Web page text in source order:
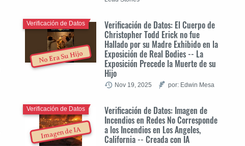
No Era Su Hijo
Verificación de Datos: El Cuerpo de
Christopher Todd Erick no fue
Hallado por su Madre Exhibido en la
Exposición de Real Bodies -- La
Exposición Precede la Muerte de su
Hijo
Verificación de Datos
Nov 19, 2025 por: Edwin Mesa
Imagen de IA
Verificación de Datos: Imagen de
Incendios en Redes No Corresponde
a los Incendios en Los Angeles,
California -- Creada con IA
Verificación de Datos